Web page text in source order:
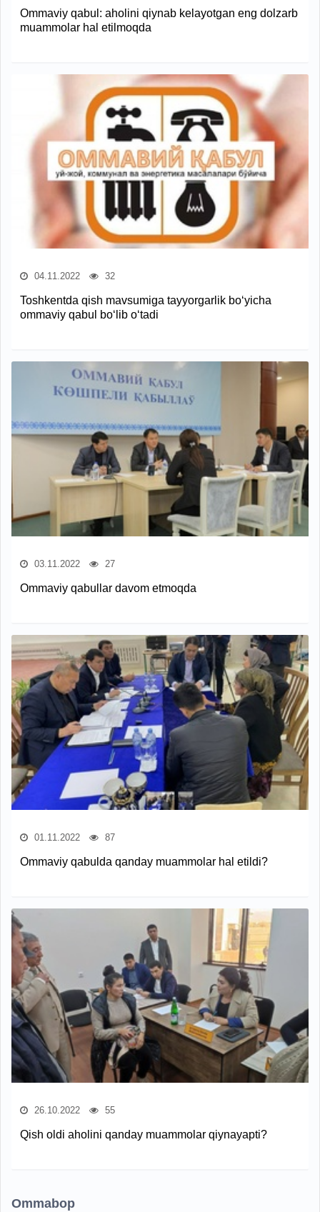
Ommaviy qabul: aholini qiynab kelayotgan eng dolzarb
muammolar hal etilmoqda
04.11.2022 32
Toshkentda qish mavsumiga tayyorgarlik bo‘yicha
ommaviy qabul bo‘lib o‘tadi
03.11.2022 27
Ommaviy qabullar davom etmoqda
01.11.2022 87
Ommaviy qabulda qanday muammolar hal etildi?
26.10.2022 55
Qish oldi aholini qanday muammolar qiynayapti?
Ommabop